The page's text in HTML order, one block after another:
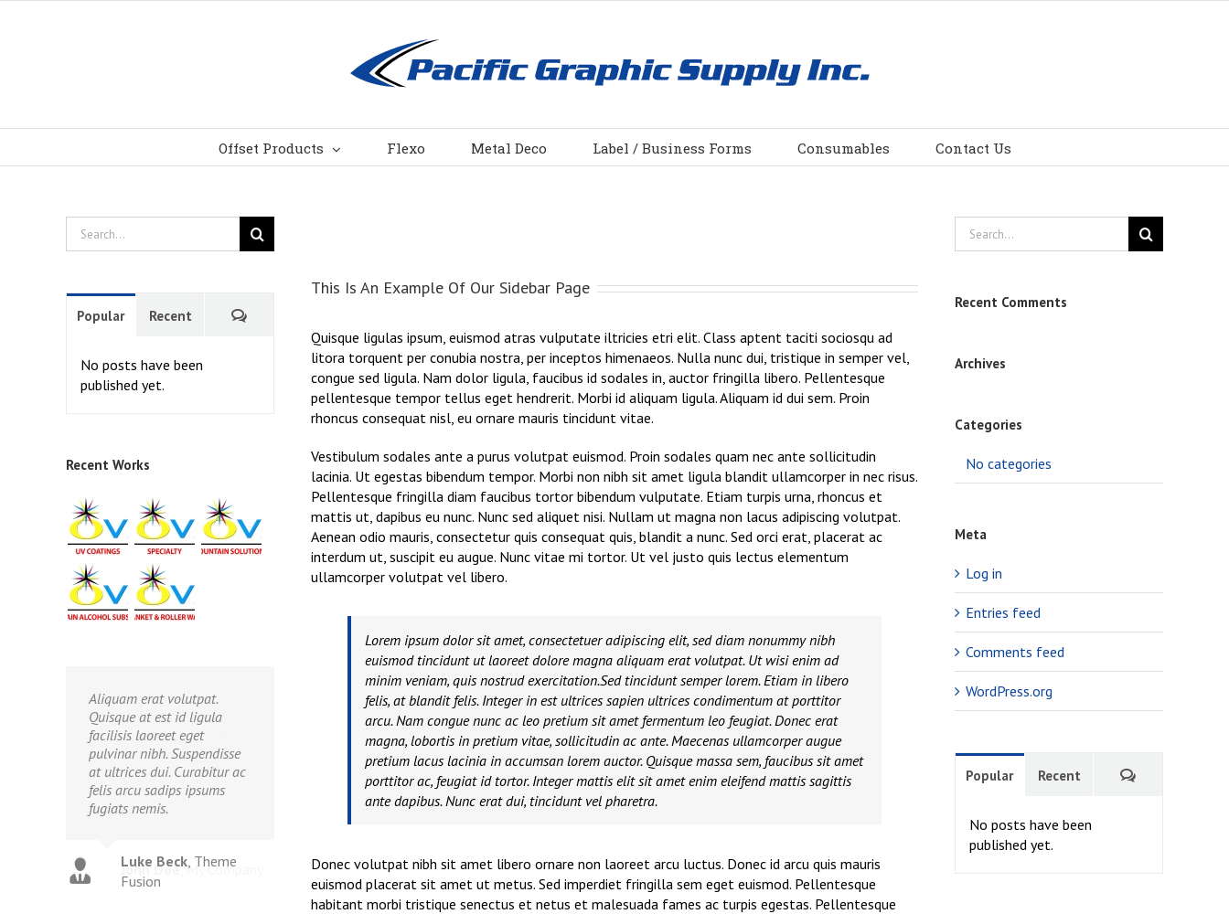
Offset Products Flexo Metal Deco Label / Business Forms Consumables Contact Us
This Is An Example Of Our Sidebar Page
Quisque ligulas ipsum, euismod atras vulputate iltricies etri elit. Class aptent taciti sociosqu ad
litora torquent per conubia nostra, per inceptos himenaeos. Nulla nunc dui, tristique in semper vel,
congue sed ligula. Nam dolor ligula, faucibus id sodales in, auctor fringilla libero. Pellentesque
pellentesque tempor tellus eget hendrerit. Morbi id aliquam ligula. Aliquam id dui sem. Proin
rhoncus consequat nisl, eu ornare mauris tincidunt vitae.
Vestibulum sodales ante a purus volutpat euismod. Proin sodales quam nec ante sollicitudin
lacinia. Ut egestas bibendum tempor. Morbi non nibh sit amet ligula blandit ullamcorper in nec risus.
Pellentesque fringilla diam faucibus tortor bibendum vulputate. Etiam turpis urna, rhoncus et
mattis ut, dapibus eu nunc. Nunc sed aliquet nisi. Nullam ut magna non lacus adipiscing volutpat.
Aenean odio mauris, consectetur quis consequat quis, blandit a nunc. Sed orci erat, placerat ac
interdum ut, suscipit eu augue. Nunc vitae mi tortor. Ut vel justo quis lectus elementum
ullamcorper volutpat vel libero.
Lorem ipsum dolor sit amet, consectetuer adipiscing elit, sed diam nonummy nibh
euismod tincidunt ut laoreet dolore magna aliquam erat volutpat. Ut wisi enim ad
minim veniam, quis nostrud exercitation.Sed tincidunt semper lorem. Etiam in libero
felis, at blandit felis. Integer in est ultrices sapien ultrices condimentum at porttitor
arcu. Nam congue nunc ac leo pretium sit amet fermentum leo feugiat. Donec erat
magna, lobortis in pretium vitae, sollicitudin ac ante. Maecenas ullamcorper augue
pretium lacus lacinia in accumsan lorem auctor. Quisque massa sem, faucibus sit amet
porttitor ac, feugiat id tortor. Integer mattis elit sit amet enim eleifend mattis sagittis
ante dapibus. Nunc erat dui, tincidunt vel pharetra.
Donec volutpat nibh sit amet libero ornare non laoreet arcu luctus. Donec id arcu quis mauris
euismod placerat sit amet ut metus. Sed imperdiet fringilla sem eget euismod. Pellentesque
habitant morbi tristique senectus et netus et malesuada fames ac turpis egestas. Pellentesque
Search
for:
Popular Recent Comments
No posts have been
published yet.
Recent Works
Aliquam erat volutpat.
Quisque at est id ligula
facilisis laoreet eget
pulvinar nibh. Suspendisse
at ultrices dui. Curabitur ac
felis arcu sadips ipsums
fugiats nemis.
Luke Beck Theme
Fusion
Search
for:
Recent Comments
Archives
Categories
No categories
Meta
Log in
Entries feed
Comments feed
WordPress.org
Popular Recent Comments
No posts have been
published yet.